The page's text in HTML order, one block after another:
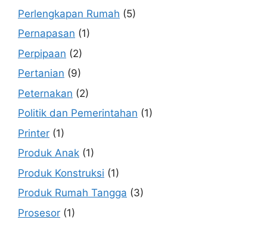
Perlengkapan Rumah (5)
Pernapasan (1)
Perpipaan (2)
Pertanian (9)
Peternakan (2)
Politik dan Pemerintahan (1)
Printer (1)
Produk Anak (1)
Produk Konstruksi (1)
Produk Rumah Tangga (3)
Prosesor (1)